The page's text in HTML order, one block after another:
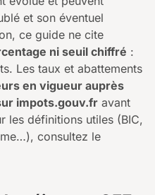
et son éventuel
ce guide ne cite
ni seuil chiffré :
Les taux et abattements
en vigueur auprès
impots.gouv.fr avant
les définitions utiles (BIC,
consultez le